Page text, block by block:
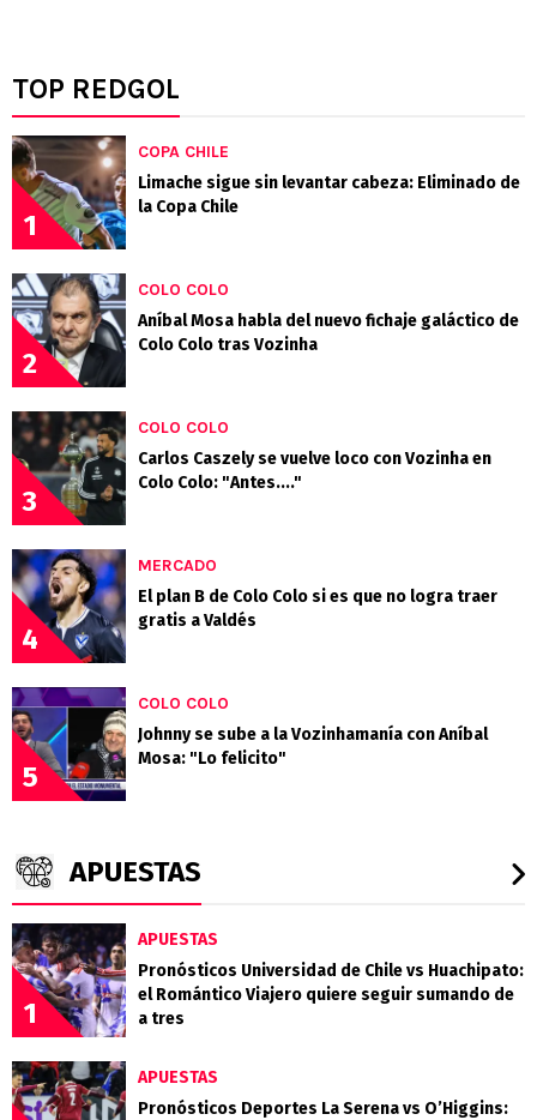
TOP REDGOL
1
COPA CHILE
Limache sigue sin levantar cabeza: Eliminado de
la Copa Chile
2
COLO COLO
Aníbal Mosa habla del nuevo fichaje galáctico de
Colo Colo tras Vozinha
3
COLO COLO
Carlos Caszely se vuelve loco con Vozinha en
Colo Colo: "Antes...."
4
MERCADO
El plan B de Colo Colo si es que no logra traer
gratis a Valdés
5
COLO COLO
Johnny se sube a la Vozinhamanía con Aníbal
Mosa: "Lo felicito"
APUESTAS
1
APUESTAS
Pronósticos Universidad de Chile vs Huachipato:
el Romántico Viajero quiere seguir sumando de
a tres
APUESTAS
Pronósticos Deportes La Serena vs O’Higgins: